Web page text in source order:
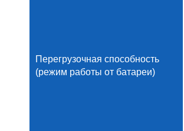
Перегрузочная способность
(режим работы от батареи)